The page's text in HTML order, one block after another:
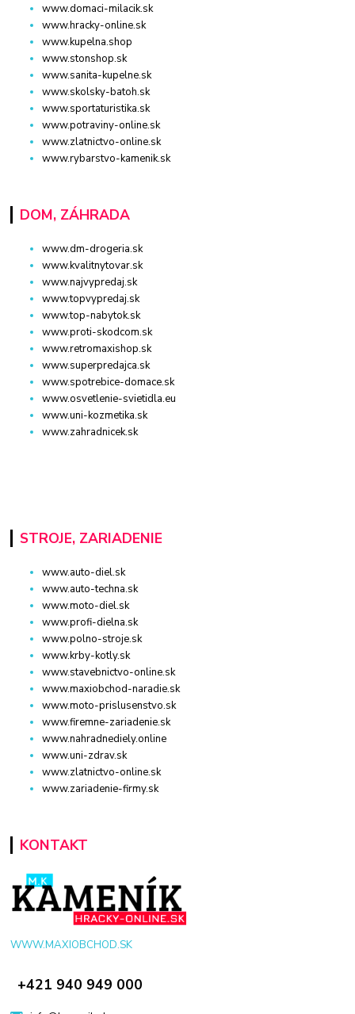
www.domaci-milacik.sk
www.hracky-online.sk
www.kupelna.shop
www.stonshop.sk
www.sanita-kupelne.sk
www.skolsky-batoh.sk
www.sportaturistika.sk
www.potraviny-online.sk
www.zlatnictvo-online.sk
www.rybarstvo-kamenik.sk
DOM, ZÁHRADA
www.dm-drogeria.sk
www.kvalitnytovar.sk
www.najvypredaj.sk
www.topvypredaj.sk
www.top-nabytok.sk
www.proti-skodcom.sk
www.retromaxishop.sk
www.superpredajca.sk
www.spotrebice-domace.sk
www.osvetlenie-svietidla.eu
www.uni-kozmetika.sk
www.zahradnicek.sk
STROJE, ZARIADENIE
www.auto-diel.sk
www.auto-techna.sk
www.moto-diel.sk
www.profi-dielna.sk
www.polno-stroje.sk
www.krby-kotly.sk
www.stavebnictvo-online.sk
www.maxiobchod-naradie.sk
www.moto-prislusenstvo.sk
www.firemne-zariadenie.sk
www.nahradnediely.online
www.uni-zdrav.sk
www.zlatnictvo-online.sk
www.zariadenie-firmy.sk
KONTAKT
WWW.MAXIOBCHOD.SK
+421 940 949 000